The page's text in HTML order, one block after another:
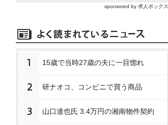
sponsored by 求人ボックス
1 15歳で当時27歳の夫に一目惚れ
2 研ナオコ、コンビニで買う商品
3 山口達也氏 3.4万円の湘南物件契約